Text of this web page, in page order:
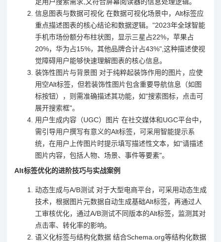
信息图表与数据可视化 在数据可视化场景中，Alt标签应
重点描述图表的核心结论和数据逻辑。"2023年全球智能
手机市场份额分布柱状图，显示三星占22%，苹果占
20%，华为占15%，其他品牌合计占43%",这种描述使视
觉障碍用户能够快速理解图表的核心信息。
装饰性图片与背景图 对于纯粹起装饰作用的图片，应使
用空Alt标签，但若装饰性图片包含重要导航信息（如图
标按钮），则需准确描述其功能，如"搜索图标，点击可
展开搜索框"。
用户生成内容（UGC）图片 在社交媒体和UGC平台中，
需引导用户撰写有意义的Alt标签，可采用智能提示系
统，在用户上传图片时提示填写描述性文本，如"请描述
图片内容，包括人物、场景、事件等要素"。
Alt标签优化的进阶技巧与实战案例
动态生成与A/B测试 对于大型电商平台，可采用动态生成
技术，根据图片元数据自动生成基础Alt标签，再通过人
工审核优化，通过A/B测试不同版本的Alt标签，监测其对
点击率、转化率的影响。
语义化标签与结构化数据 结合Schema.org等结构化数据